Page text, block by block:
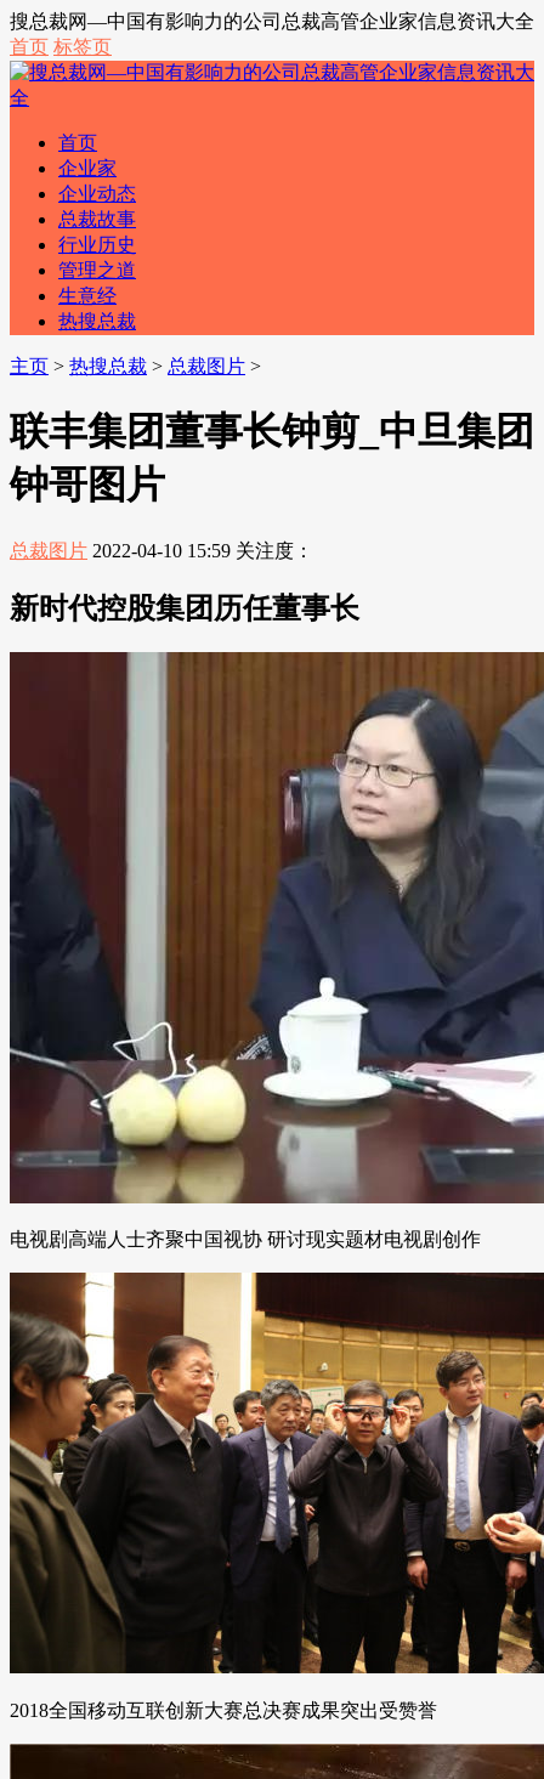
搜总裁网—中国有影响力的公司总裁高管企业家信息资讯大全
首页 标签页
首页
企业家
企业动态
总裁故事
行业历史
管理之道
生意经
热搜总裁
主页 > 热搜总裁 > 总裁图片 >
联丰集团董事长钟剪_中旦集团
钟哥图片
总裁图片 2022-04-10 15:59 关注度：
新时代控股集团历任董事长
电视剧高端人士齐聚中国视协 研讨现实题材电视剧创作
2018全国移动互联创新大赛总决赛成果突出受赞誉